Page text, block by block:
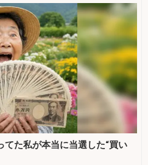
てた私が本当に当選した“買い